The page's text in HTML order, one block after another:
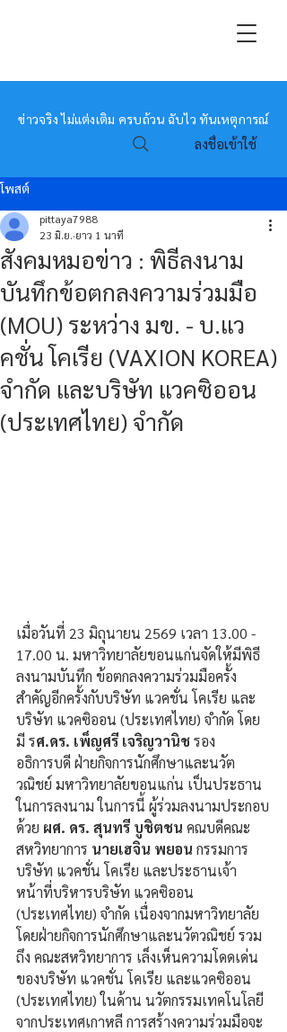
หมอข่าว
ข่าวจริง ไม่แต่งเติม ครบถ้วน ฉับไว ทันเหตุการณ์
ลงชื่อเข้าใช้
โพสต์
สังคมหมอข่าว : พิธีลงนาม
บันทึกข้อตกลงความร่วมมือ
(MOU) ระหว่าง มข. - บ.แว
คชั่น โคเรีย (VAXION KOREA)
จำกัด และบริษัท แวคซิออน
(ประเทศไทย) จำกัด
pittaya7988
23 มิ.ย. ยาว 1 นาที
เมื่อวันที่ 23 มิถุนายน 2569 เวลา 13.00 -
17.00 น. มหาวิทยาลัยขอนแก่นจัดให้มีพิธี
ลงนามบันทึก ข้อตกลงความร่วมมือครั้ง
สำคัญอีกครั้งกับบริษัท แวคชั่น โคเรีย และ
บริษัท แวคซิออน (ประเทศไทย) จำกัด โดย
มี รศ.ดร. เพ็ญศรี เจริญวานิช รอง
อธิการบดี ฝ่ายกิจการนักศึกษาและนวัต
วณิชย์ มหาวิทยาลัยขอนแก่น เป็นประธาน
ในการลงนาม ในการนี้ ผู้ร่วมลงนามประกอบ
ด้วย ผศ. ดร. สุนทรี บูชิตชน คณบดีคณะ
สหวิทยาการ นายเฮจิน พยอน กรรมการ
บริษัท แวคชั่น โคเรีย และประธานเจ้า
หน้าที่บริหารบริษัท แวคซิออน
(ประเทศไทย) จำกัด เนื่องจากมหาวิทยาลัย
โดยฝ่ายกิจการนักศึกษาและนวัตวณิชย์ รวม
ถึง คณะสหวิทยาการ เล็งเห็นความโดดเด่น
ของบริษัท แวคชั่น โคเรีย และแวคซิออน
(ประเทศไทย) ในด้าน นวัตกรรมเทคโนโลยี
จากประเทศเกาหลี การสร้างความร่วมมือจะ